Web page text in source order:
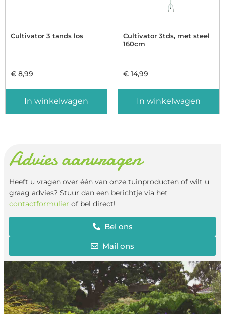
Cultivator 3 tands los
€ 8,99
In winkelwagen
Cultivator 3tds, met steel
160cm
€ 14,99
In winkelwagen
Advies aanvragen
Heeft u vragen over één van onze tuinproducten of wilt u
graag advies? Stuur dan een berichtje via het
contactformulier of bel direct!
Bel ons
Mail ons